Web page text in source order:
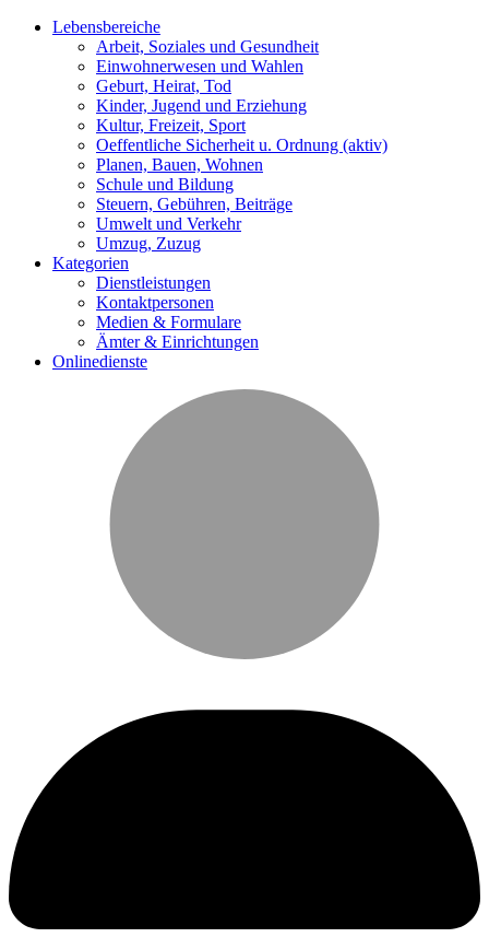
Lebensbereiche
Arbeit, Soziales und Gesundheit
Einwohnerwesen und Wahlen
Geburt, Heirat, Tod
Kinder, Jugend und Erziehung
Kultur, Freizeit, Sport
Oeffentliche Sicherheit u. Ordnung (aktiv)
Planen, Bauen, Wohnen
Schule und Bildung
Steuern, Gebühren, Beiträge
Umwelt und Verkehr
Umzug, Zuzug
Kategorien
Dienstleistungen
Kontaktpersonen
Medien & Formulare
Ämter & Einrichtungen
Onlinedienste